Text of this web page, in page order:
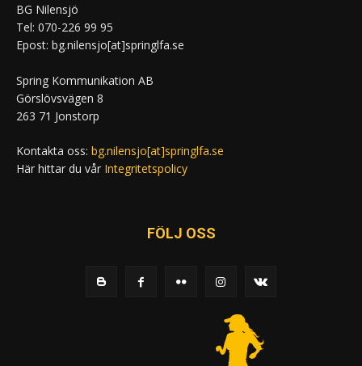
BG Nilensjö
Tel: 070-226 99 95
Epost: bg.nilensjo[at]springlfa.se
Spring Kommunikation AB
Görslövsvägen 8
263 71 Jonstorp
Kontakta oss: bg.nilensjo[at]springlfa.se
Här hittar du vår Integritetspolicy
FÖLJ OSS